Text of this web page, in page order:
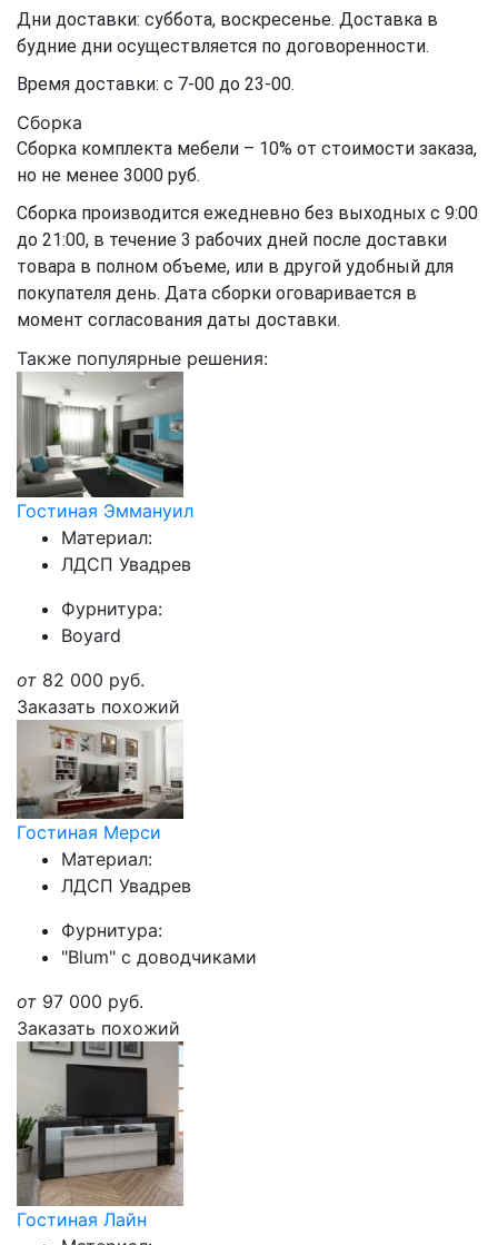
Дни доставки: суббота, воскресенье. Доставка в
будние дни осуществляется по договоренности.
Время доставки: с 7-00 до 23-00.
Сборка
Сборка комплекта мебели – 10% от стоимости заказа,
но не менее 3000 руб.
Сборка производится ежедневно без выходных с 9:00
до 21:00, в течение 3 рабочих дней после доставки
товара в полном объеме, или в другой удобный для
покупателя день. Дата сборки оговаривается в
момент согласования даты доставки.
Также популярные решения:
Гостиная Эммануил
Материал:
ЛДСП Увадрев
Фурнитура:
Boyard
от 82 000 руб.
Заказать похожий
Гостиная Мерси
Материал:
ЛДСП Увадрев
Фурнитура:
"Blum" с доводчиками
от 97 000 руб.
Заказать похожий
Гостиная Лайн